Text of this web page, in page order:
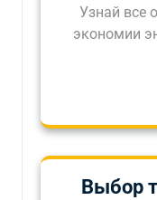
Узнай все
экономии
Выбор